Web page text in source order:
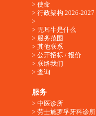
使命
行政架构 2026-2027
无耳牛是什么
服务范围
其他联系
公开招标 / 报价
联络我们
查询
服务
中医诊所
劳士施罗孚牙科诊所